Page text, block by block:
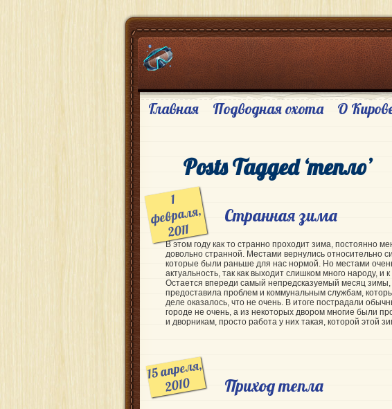
Главная Подводная охота О
Posts Tagged ‘тепло’
1
февраля,
2011
Странная зима
В этом году как то странно проходит зима, постоянно
довольно странной. Местами вернулись относительно
которые были раньше для нас нормой. Но местами
актуальность, так как выходит слишком много народу,
Остается впереди самый непредсказуемый месяц
предоставила проблем и коммунальным службам,
деле оказалось, что не очень. В итоге пострадали
городе не очень, а из некоторых двором многие были
и дворникам, просто работа у них такая, которой этой
15 апреля,
2010 Приход тепла